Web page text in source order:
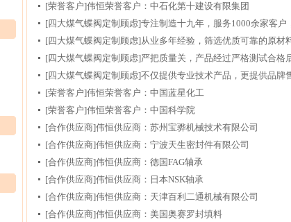
[荣誉客户]伟恒荣誉客户：中石化第十建设有限集团
[四大煤气蝶阀定制顾虑]专注制造十九年，服务1000余家客
[四大煤气蝶阀定制顾虑]从业多年经验，筛选优质可靠的原材
[四大煤气蝶阀定制顾虑]严把质量关，产品经过严格测试合格
[四大煤气蝶阀定制顾虑]不仅提供专业技术产品，更提供品牌
[荣誉客户]伟恒荣誉客户：中国蓝星化工
[荣誉客户]伟恒荣誉客户：中国科学院
[合作供应商]伟恒供应商：苏州宝骅机械技术有限公司
[合作供应商]伟恒供应商：宁波天生密封件有限公司
[合作供应商]伟恒供应商：德国FAG轴承
[合作供应商]伟恒供应商：日本NSK轴承
[合作供应商]伟恒供应商：天津百利二通机械有限公司
[合作供应商]伟恒供应商：美国奥赛罗封填料